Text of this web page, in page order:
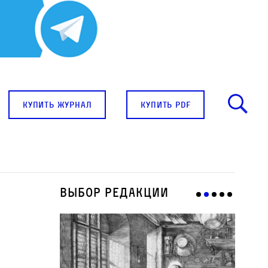
купить журнал купить pdf
Выбор редакции